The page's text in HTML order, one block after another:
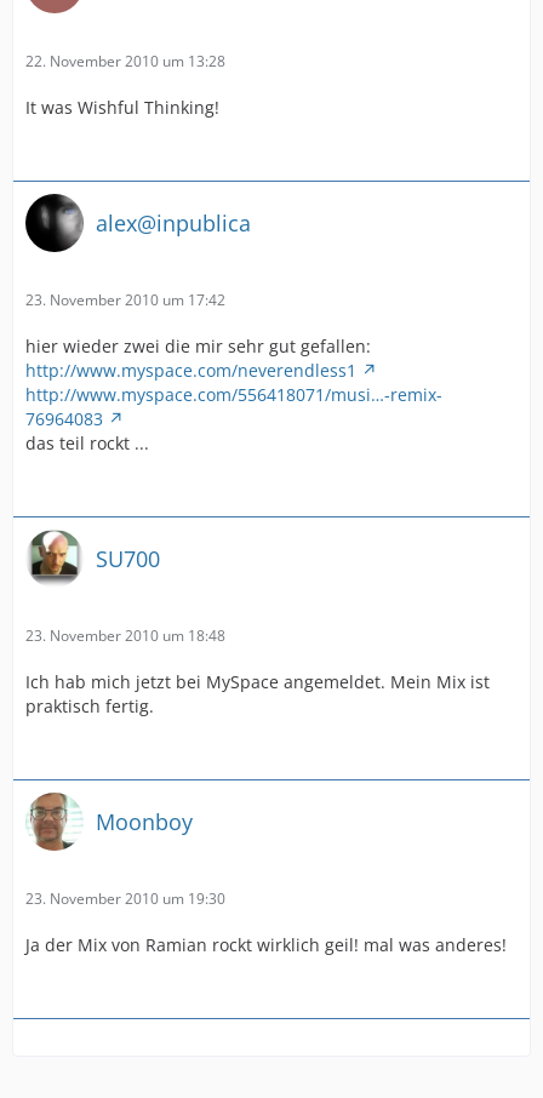
22. November 2010 um 13:28
It was Wishful Thinking!
alex@inpublica
23. November 2010 um 17:42
hier wieder zwei die mir sehr gut gefallen:
http://www.myspace.com/neverendless1
http://www.myspace.com/556418071/musi…-remix-
76964083
das teil rockt ...
SU700
23. November 2010 um 18:48
Ich hab mich jetzt bei MySpace angemeldet. Mein Mix ist
praktisch fertig.
Moonboy
23. November 2010 um 19:30
Ja der Mix von Ramian rockt wirklich geil! mal was anderes!